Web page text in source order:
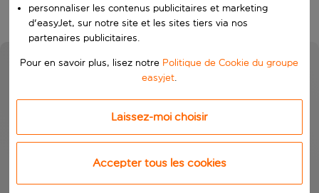
personnaliser les contenus publicitaires et marketing
d'easyJet, sur notre site et les sites tiers via nos
partenaires publicitaires.
Pour en savoir plus, lisez notre Politique de Cookie du groupe
easyjet.
Laissez-moi choisir
Accepter tous les cookies